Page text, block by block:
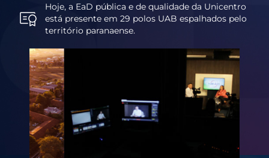
Hoje, a EaD pública e de qualidade da Unicentro
está presente em 29 polos UAB espalhados pelo
território paranaense.